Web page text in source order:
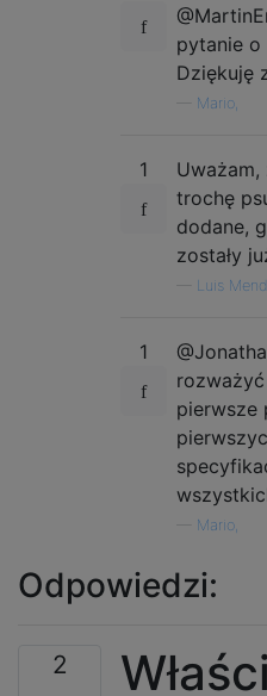
pytanie o
Dziękuję
Mario,
1
trochę
dodane,
zostały
Luis
1
pierwsze
Mario,
Odpowiedzi:
2